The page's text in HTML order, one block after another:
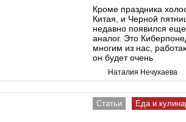
Кроме праздника
Китая, и Черной
недавно появился
аналог. Это
многим из нас,
он будет очень
Наталия Нечухаева
Статьи Еда и